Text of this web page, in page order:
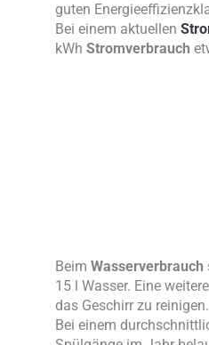
guten
Bei einem aktuellen
kWh Stromverbrauch
Beim Wasserverbrauch
15 l Wasser. Eine
das Geschirr zu reinigen.
Bei einem